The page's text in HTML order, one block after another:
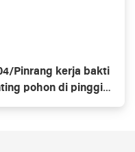
Pinrang kerja bakti
pohon di pinggir